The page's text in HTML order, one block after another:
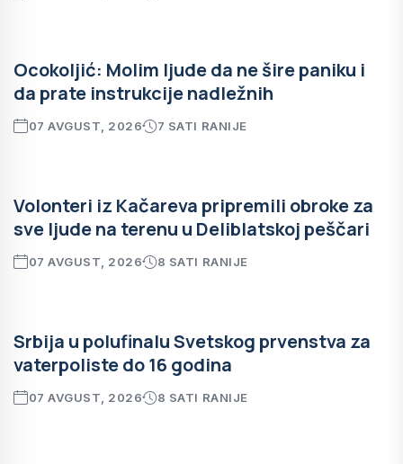
Ocokoljić: Molim ljude da ne šire paniku i
da prate instrukcije nadležnih
07 AVGUST, 2026 7 SATI RANIJE
Volonteri iz Kačareva pripremili obroke za
sve ljude na terenu u Deliblatskoj peščari
07 AVGUST, 2026 8 SATI RANIJE
Srbija u polufinalu Svetskog prvenstva za
vaterpoliste do 16 godina
07 AVGUST, 2026 8 SATI RANIJE